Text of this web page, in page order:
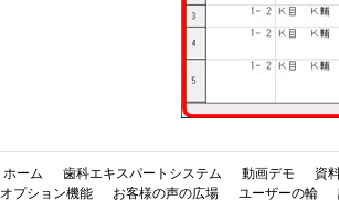
ホーム 歯科エキスパートシステム 動画デモ
資
オプション機能
お客様の声の広場 ユーザーの輪